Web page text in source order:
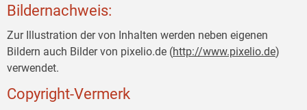
Bildernachweis:
Zur Illustration der von Inhalten werden neben eigenen
Bildern auch Bilder von pixelio.de (http://www.pixelio.de)
verwendet.
Copyright-Vermerk